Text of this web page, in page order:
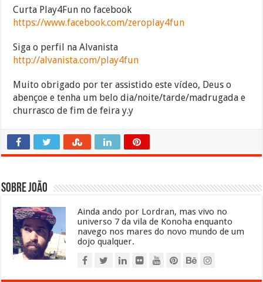
Curta Play4Fun no facebook
https://www.facebook.com/zeroplay4fun
Siga o perfil na Alvanista
http://alvanista.com/play4fun
Muito obrigado por ter assistido este vídeo, Deus o
abençoe e tenha um belo dia/noite/tarde/madrugada e
churrasco de fim de feira y.y
Sobre João
Ainda ando por Lordran, mas vivo no
universo 7 da vila de Konoha enquanto
navego nos mares do novo mundo de um
dojo qualquer.